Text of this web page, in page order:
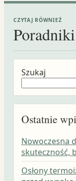
CZYTAJ RÓWNIEŻ
Szukaj
Ostatnie
Nowoczesna
skuteczność,
Osłony